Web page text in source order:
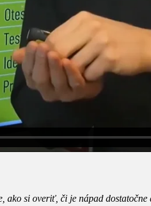
si overiť, či je nápad